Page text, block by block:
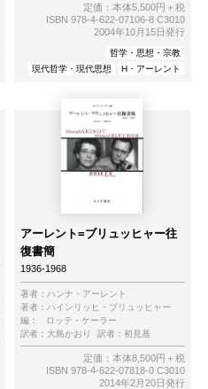
定価：本体5,500円＋税
ISBN 978-4-622-07106-8 C3010
2004年10月15日発行
哲学・思想・宗教
現代哲学・現代思想
H・アーレント
アーレント=ブリュッヒャー往
復書簡
1936-1968
著者： ハンナ・アーレント
著者： ハインリッヒ・ブリュッヒャー
編：
ロッテ・ケーラー
訳者： 大島かおり 訳者： 初見基
定価：本体8,500円＋税
ISBN 978-4-622-07818-0 C3010
2014年2月20日発行